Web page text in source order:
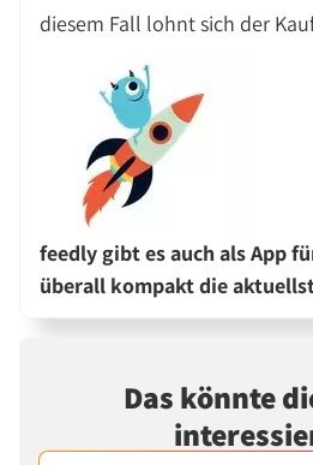
diesem Fall lohnt sich der
feedly gibt es auch als App
überall kompakt die
Das könnte